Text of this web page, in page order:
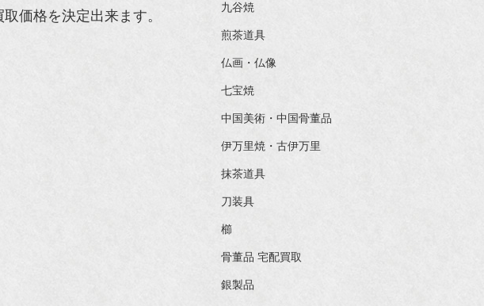
価格を決定出来ます。
九谷焼
煎茶道具
仏画・仏像
七宝焼
中国美術・中国骨董品
伊万里焼・古伊万里
抹茶道具
刀装具
櫛
骨董品 宅配買取
銀製品